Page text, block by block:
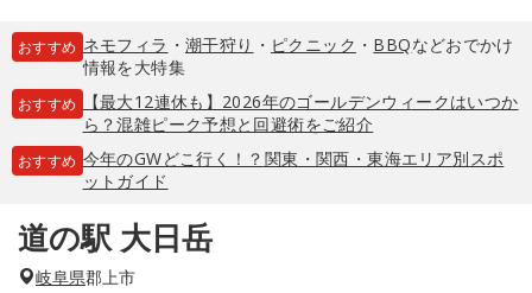
おすすめ ネモフィラ ・ 潮干狩り ・ ピクニック ・ BBQなどおでかけ
情報を大特集
おすすめ
【最大12連休も】2026年のゴールデンウィークはいつか
ら？混雑ピーク予想と回避術をご紹介
おすすめ 今年のGWどこ行く！？関東・関西・東海エリア別スポ
ットガイド
道の駅 大日岳
岐阜県郡上市